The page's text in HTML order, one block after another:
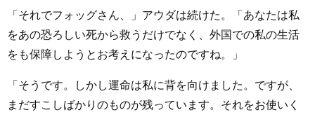
「それでフォッグさん、」アウダは続けた。「あなたは私
をあの恐ろしい死から救うだけでなく、外国での私の生活
をも保障しようとお考えになったのですね。」
「そうです。しかし運命は私に背を向けました。ですが、
まだすこしばかりのものが残っています。それをお使いく